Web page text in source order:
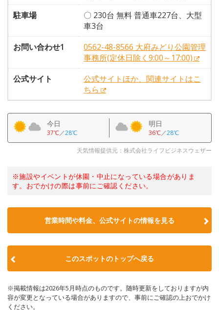
駐車場
〇 230台 無料 普通車227台、大型
車3台
お問い合わせ1
0562-48-8566 大府みどり公園管理
事務所(定休日除く9:00～17:00)
公式サイト
公式サイトほか、関連サイトはこ
ちら
今日
37℃／28℃
明日
36℃／28℃
天気情報提供元：株式会社ライフビジネスウェザー
※施設やイベントが休園・中止になっている場合がありま
す。おでかけの際は事前にご確認ください。
営業時間や料金、公式サイトの情報を見る
このスポットのトップへ戻る
※掲載情報は2026年5月時点のものです。随時更新をしておりますが内
容が変更となっている場合がありますので、事前にご確認の上おでかけ
ください。